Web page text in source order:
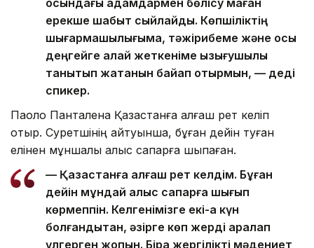
осындағы адамдармен бөлісу маған
ерекше шабыт сыйлайды. Көпшіліктің
шығармашылығыма, тәжірибеме және осы
деңгейге қалай жеткеніме қызығушылық
танытып жатқанын байқап отырмын, — деді
спикер.
Паоло Панталена Қазақстанға алғаш рет келіп
отыр. Суретшінің айтуынша, бұған дейін туған
елінен мұншалық алыс сапарға шықпаған.
— Қазақстанға алғаш рет келдім. Бұған
дейін мұндай алыс сапарға шығып
көрмеппін. Келгенімізге екі-ақ күн
болғандықтан, әзірге көп жерді аралап
үлгерген жоқпын. Бірақ жергілікті мәдениет